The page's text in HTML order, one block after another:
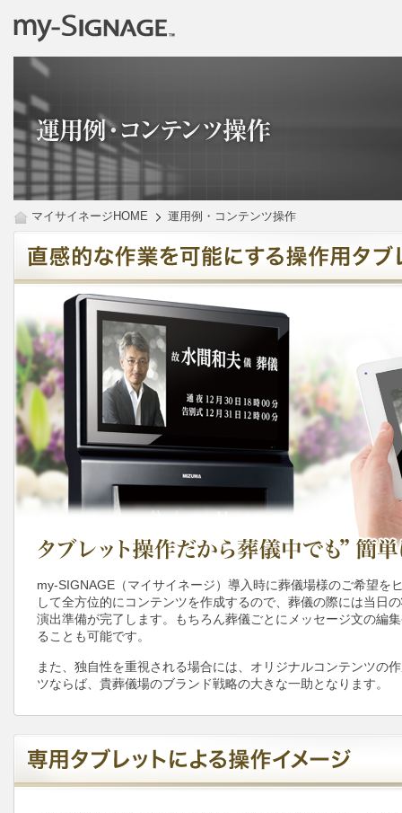
マイサイネージHOME 運用例・コンテンツ操作
my-SIGNAGE（マイサイネージ）導入時に葬儀場様のご希望を
して全方位的にコンテンツを作成するので、葬儀の際には当日
演出準備が完了します。もちろん葬儀ごとにメッセージ文の編
ることも可能です。
また、独自性を重視される場合には、オリジナルコンテンツの
ツならば、貴葬儀場のブランド戦略の大きな一助となります。